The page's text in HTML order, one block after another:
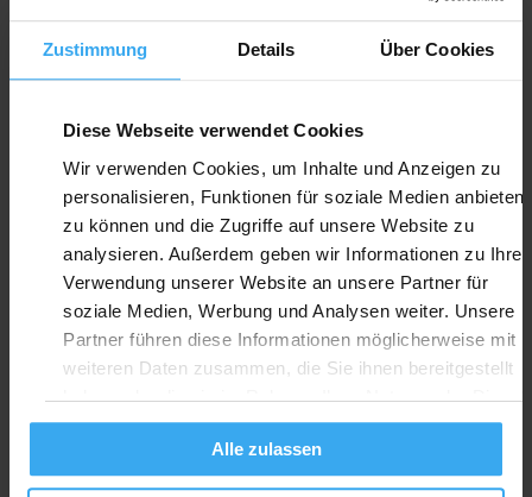
Zustimmung Details Über Cookies
Diese Webseite verwendet Cookies
Wir verwenden Cookies, um Inhalte und Anzeigen zu
personalisieren, Funktionen für soziale Medien anbieten
zu können und die Zugriffe auf unsere Website zu
analysieren. Außerdem geben wir Informationen zu Ihrer
Verwendung unserer Website an unsere Partner für
soziale Medien, Werbung und Analysen weiter. Unsere
Partner führen diese Informationen möglicherweise mit
weiteren Daten zusammen, die Sie ihnen bereitgestellt
haben oder die sie im Rahmen Ihrer Nutzung der
gesammelt haben.
Alle zulassen
ROADS